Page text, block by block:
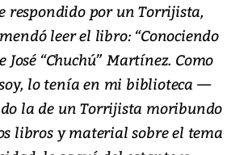
respondido por un Torrijista,
leer el libro: “Conociendo
José “Chuchú” Martínez. Como
lo tenía en mi biblioteca —
la de un Torrijista moribundo
libros y material sobre el tema